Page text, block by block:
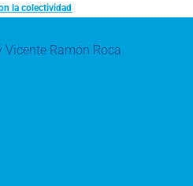
la colectividad
Vicente Ramón Roca